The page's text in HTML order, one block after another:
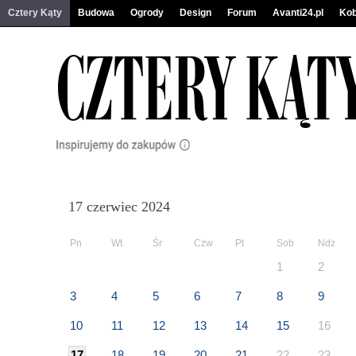
Cztery Kąty Budowa Ogrody Design Forum Avanti24.pl
17 czerwiec 2024
Pn Wt Śr Czw Pt Sob Ndz
1 2
3 4 5 6 7 8 9
10 11 12 13 14 15 16